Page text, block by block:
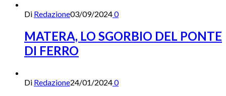
Di Redazione03/09/20240
MATERA, LO SGORBIO DEL PONTE
DI FERRO
Di Redazione24/01/20240